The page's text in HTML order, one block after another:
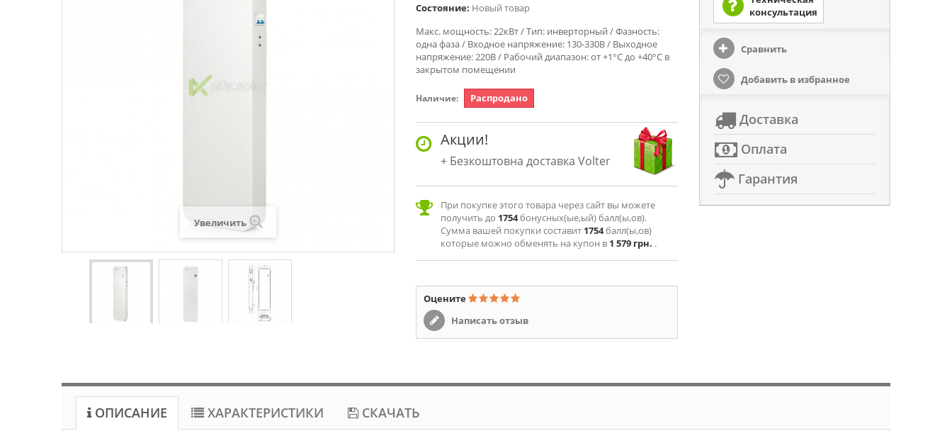
Увеличить
Состояние: Новый товар
Макс. мощность: 22кВт / Тип: инверторный / Фазность:
одна фаза / Входное напряжение: 130-330В / Выходное
напряжение: 220В / Рабочий диапазон: от +1°С до +40°С в
закрытом помещении
Наличие: Распродано
Акции!
Безкоштовна доставка Volter
При покупке этого товара через сайт вы можете
получить до 1754бонусных(ые,ый) балл(ы,ов).
Сумма вашей покупки составит 1754балл(ы,ов)
которые можно обменять на купон в 1 579 грн. .
Оцените
Написать отзыв
консультация
Сравнить
Добавить в избранное
Доставка
Оплата
Гарантия
ОПИСАНИЕ ХАРАКТЕРИСТИКИ СКАЧАТЬ